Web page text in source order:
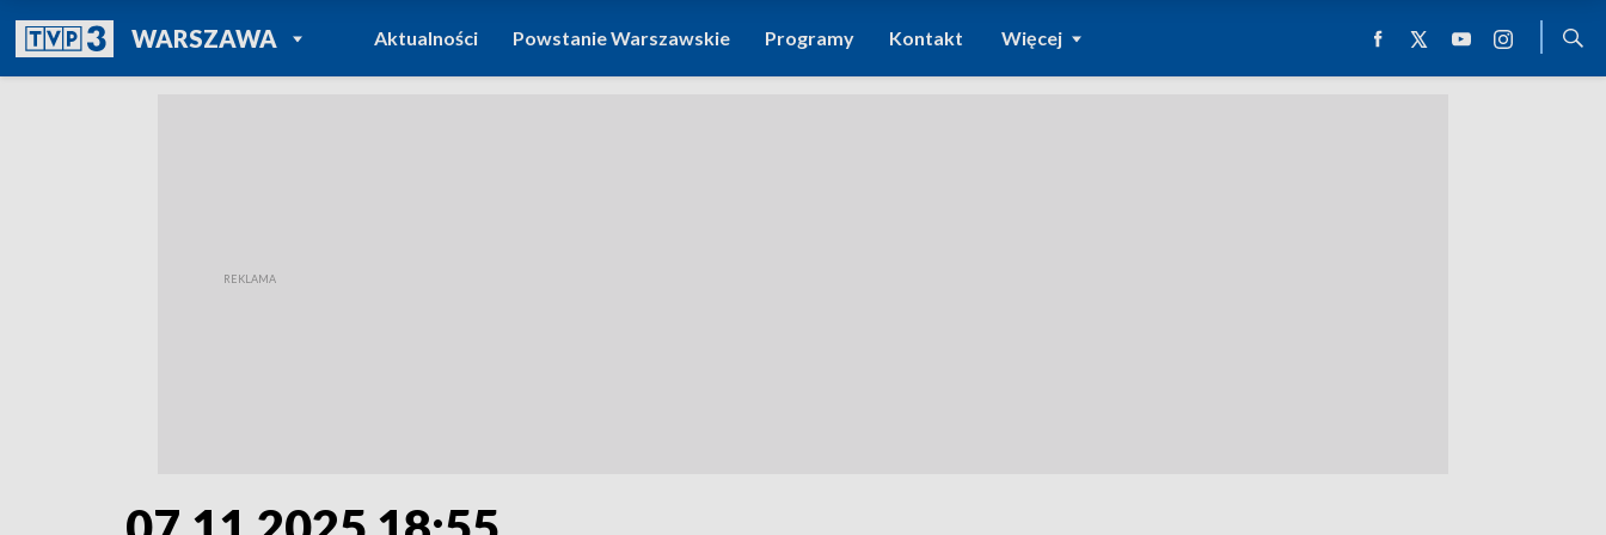
WARSZAWAPOWRÓT DO
TVP REGIONY
Aktualności Powstanie Warszawskie Programy Kontakt Więcej